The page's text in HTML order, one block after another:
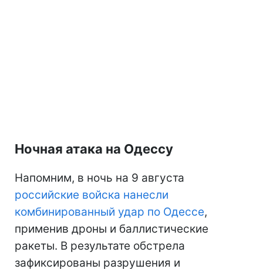
Ночная атака на Одессу
Напомним, в ночь на 9 августа
российские войска нанесли
комбинированный удар по Одессе,
применив дроны и баллистические
ракеты. В результате обстрела
зафиксированы разрушения и